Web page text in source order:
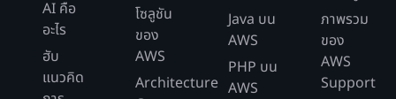
AI คือ
อะไร
ฮับ
แนวคิด
โซลูชัน
ของ
AWS
Architecture
Java บน
AWS
PHP บน
AWS
ภาพรวม
ของ
AWS
Support